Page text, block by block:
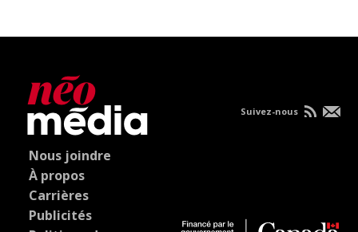
Nous joindre
À propos
Carrières
Publicités
Suivez-nous